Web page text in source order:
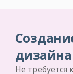
Не требуется